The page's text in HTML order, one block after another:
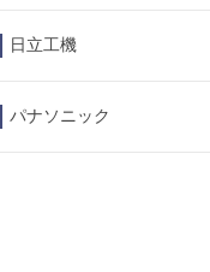
日立工機
パナソニック